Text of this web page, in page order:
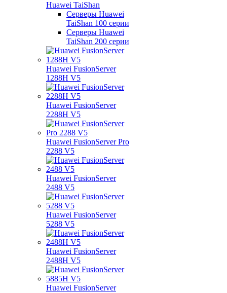
Huawei TaiShan
Серверы Huawei
TaiShan 100 серии
Серверы Huawei
TaiShan 200 серии
Huawei FusionServer
1288H V5
Huawei FusionServer
2288H V5
Huawei FusionServer Pro
2288 V5
Huawei FusionServer
2488 V5
Huawei FusionServer
5288 V5
Huawei FusionServer
2488H V5
Huawei FusionServer